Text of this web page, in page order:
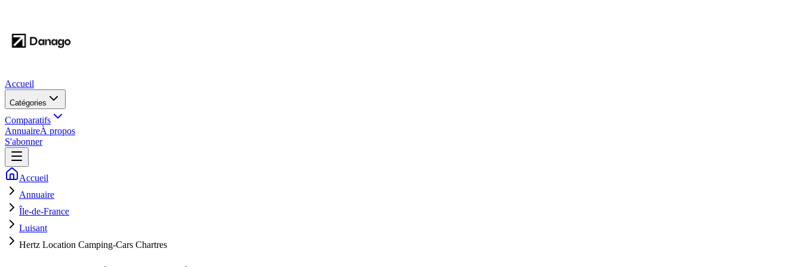
Accueil
Catégories
Comparatifs
AnnuaireÀ propos
S'abonner
Accueil
Annuaire
Île-de-France
Luisant
Hertz Location Camping-Cars Chartres